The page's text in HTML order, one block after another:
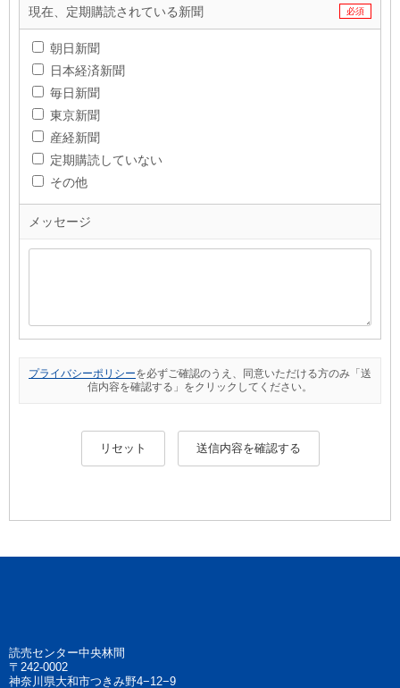
現在、定期購読されている新聞 必須
朝日新聞
日本経済新聞
毎日新聞
東京新聞
産経新聞
定期購読していない
その他
メッセージ
プライバシーポリシーを必ずご確認のうえ、同意いただける方のみ「送
信内容を確認する」をクリックしてください。
読売センター中央林間
〒242-0002
神奈川県大和市つきみ野4−12−9